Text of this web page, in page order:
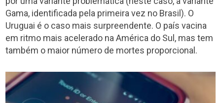
Gama, identificada pela primeira vez no Brasil). O
Uruguai é o caso mais surpreendente. O país vacina
em ritmo mais acelerado na América do Sul, mas tem
também o maior número de mortes proporcional.